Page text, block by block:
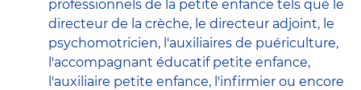
professionnels de la petite enfance tels que le
directeur de la crèche, le directeur adjoint, le
psychomotricien, l'auxiliaires de puériculture,
l'accompagnant éducatif petite enfance,
l'auxiliaire petite enfance, l'infirmier ou encore